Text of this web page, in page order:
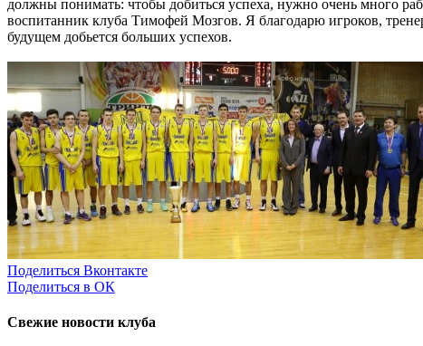
должны понимать: чтобы добиться успеха, нужно очень много
воспитанник клуба Тимофей Мозгов. Я благодарю игроков,
будущем добьется больших успехов.
Поделиться Вконтакте
Поделиться в ОК
Свежие новости клуба